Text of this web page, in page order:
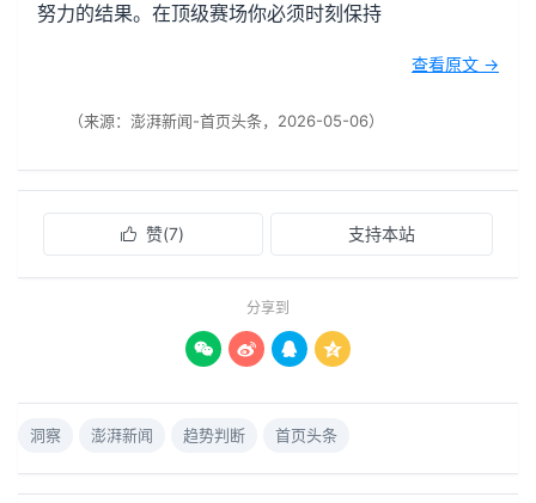
努力的结果。在顶级赛场你必须时刻保持
查看原文 →
（来源：澎湃新闻-首页头条，2026-05-06）
 赞(7) 支持本站
分享到
   
洞察 澎湃新闻 趋势判断 首页头条